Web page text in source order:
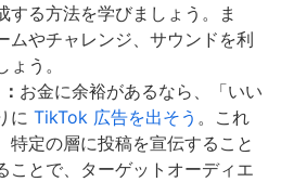
する方法を学びましょう。ま
ムやチャレンジ、サウンドを利
ょう。
お金に余裕があるなら、「いい
に TikTok 広告を出そう 。これ
特定の層に投稿を宣伝すること
ことで、ターゲットオーディエ